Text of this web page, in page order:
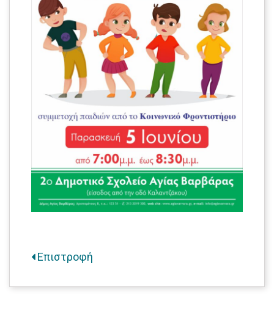
Επιστροφή